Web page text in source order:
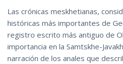
Las crónicas meskhetianas,
históricas más importantes de
registro escrito más antiguo de
importancia en la Samtskhe-
narración de los anales que